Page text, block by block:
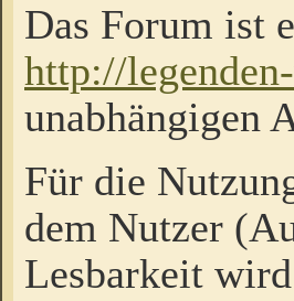
Das Forum ist
http://
unabhängigen
Für die
dem Nutzer
Lesbarkeit